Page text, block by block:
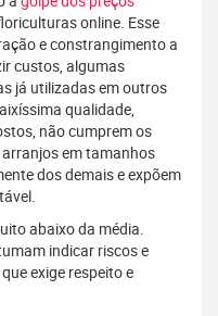
online. Esse
e constrangimento a
custos, algumas
já utilizadas em outros
qualidade,
não cumprem os
em tamanhos
dos demais e expõem
abaixo da média.
indicar riscos e
exige respeito e